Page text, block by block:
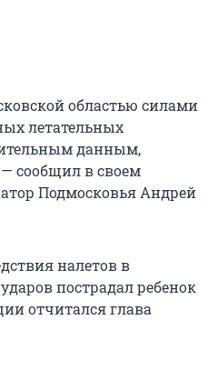
областью силами
летательных
данным,
— сообщил в своем
Подмосковья Андрей
налетов в
пострадал ребенок
отчитался глава